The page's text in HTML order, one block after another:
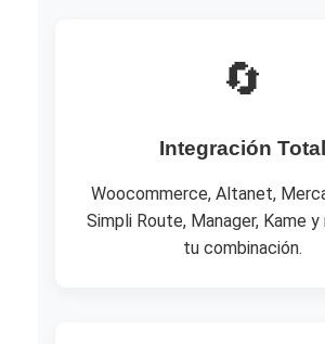
🔄
Integración Total
Woocommerce, Altanet,
Simpli Route, Manager, Kame y
tu combinación.